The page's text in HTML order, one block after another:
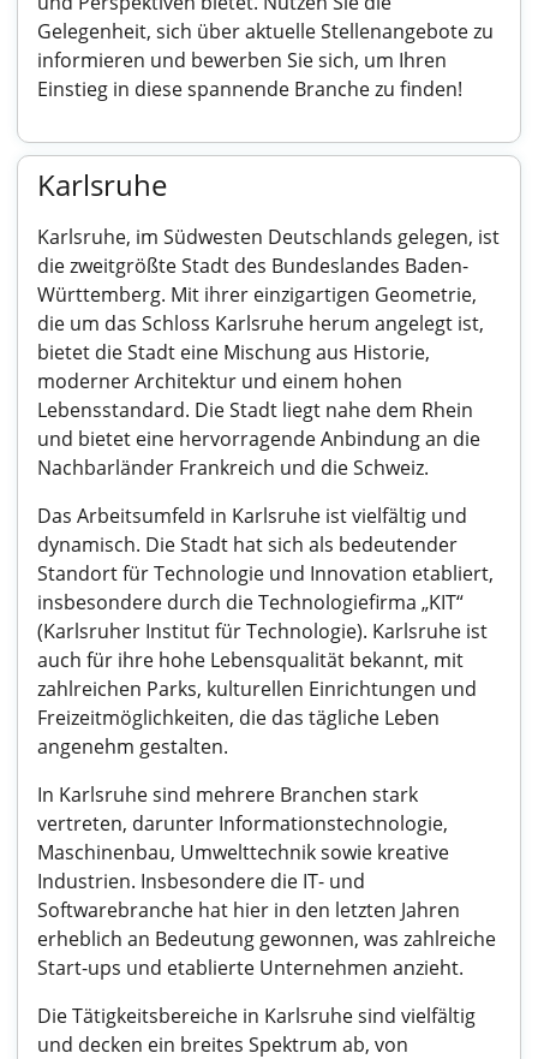
Gelegenheit, sich über aktuelle Stellenangebote zu
informieren und bewerben Sie sich, um Ihren
Einstieg in diese spannende Branche zu finden!
Karlsruhe
Karlsruhe, im Südwesten Deutschlands gelegen, ist
die zweitgrößte Stadt des Bundeslandes Baden-
Württemberg. Mit ihrer einzigartigen Geometrie,
die um das Schloss Karlsruhe herum angelegt ist,
bietet die Stadt eine Mischung aus Historie,
moderner Architektur und einem hohen
Lebensstandard. Die Stadt liegt nahe dem Rhein
und bietet eine hervorragende Anbindung an die
Nachbarländer Frankreich und die Schweiz.
Das Arbeitsumfeld in Karlsruhe ist vielfältig und
dynamisch. Die Stadt hat sich als bedeutender
Standort für Technologie und Innovation etabliert,
insbesondere durch die Technologiefirma „KIT“
(Karlsruher Institut für Technologie). Karlsruhe ist
auch für ihre hohe Lebensqualität bekannt, mit
zahlreichen Parks, kulturellen Einrichtungen und
Freizeitmöglichkeiten, die das tägliche Leben
angenehm gestalten.
In Karlsruhe sind mehrere Branchen stark
vertreten, darunter Informationstechnologie,
Maschinenbau, Umwelttechnik sowie kreative
Industrien. Insbesondere die IT- und
Softwarebranche hat hier in den letzten Jahren
erheblich an Bedeutung gewonnen, was zahlreiche
Start-ups und etablierte Unternehmen anzieht.
Die Tätigkeitsbereiche in Karlsruhe sind vielfältig
und decken ein breites Spektrum ab, von